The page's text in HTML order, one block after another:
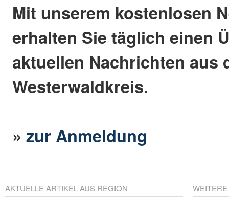
Mit unserem kostenlosen
erhalten Sie täglich einen
aktuellen Nachrichten aus
Westerwaldkreis.
»zur Anmeldung
AKTUELLE ARTIKEL AUS REGION